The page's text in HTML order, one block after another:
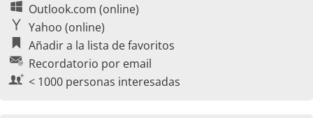
Outlook.com (online)
Yahoo (online)
Añadir a la lista de favoritos
Recordatorio por email
< 1000 personas interesadas